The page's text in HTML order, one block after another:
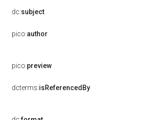
dc:subject
pico:author
pico:preview
dcterms:isReferencedBy